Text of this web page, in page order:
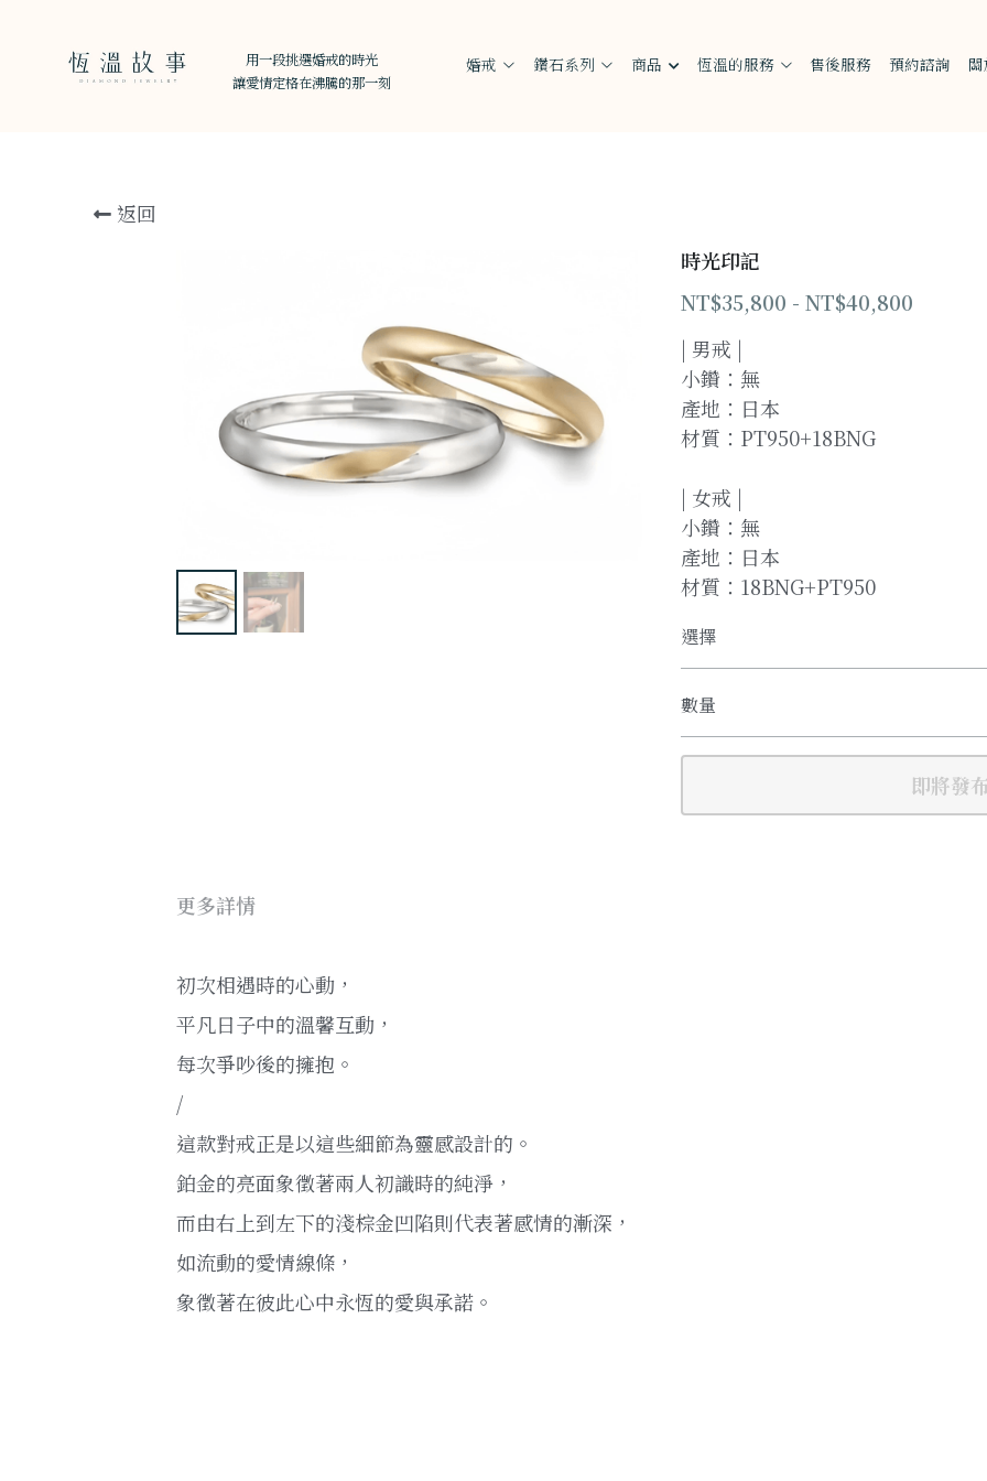
用一段挑選婚戒的時光
讓愛情定格在沸騰的那一刻
婚戒 鑽石系列 商品 恆溫的服務 售後服務 預約諮詢
返回
時光印記
NT$35,800 - NT$40,800
| 男戒 |
小鑽：無
產地：日本
材質：PT950+18BNG
| 女戒 |
小鑽：無
產地：日本
材質：18BNG+PT950
選擇
數量
即將發
更多詳情
初次相遇時的心動，
平凡日子中的溫馨互動，
每次爭吵後的擁抱。
/
這款對戒正是以這些細節為靈感設計的。
鉑金的亮面象徵著兩人初識時的純淨，
而由右上到左下的淺棕金凹陷則代表著感情的漸深，
如流動的愛情線條，
象徵著在彼此心中永恆的愛與承諾。